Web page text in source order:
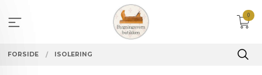
innholdet
0
FORSIDE ISOLERING